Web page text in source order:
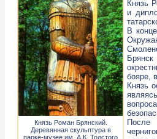
Князь Роман Брянский.
Деревянная скульптура в
парке-музее им. А.К. Толстого
Князь
и
В
бояре,
Князь